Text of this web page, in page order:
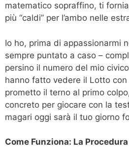
matematico sopraffino, ti
più “caldi” per l’ambo nelle
Io ho, prima di appassionarmi
sempre puntato a caso –
persino il numero del mio
hanno fatto vedere il Lotto
prometto il terno al primo
concreto per giocare con la
magari oggi sarà il tuo giorno
Come Funziona: La